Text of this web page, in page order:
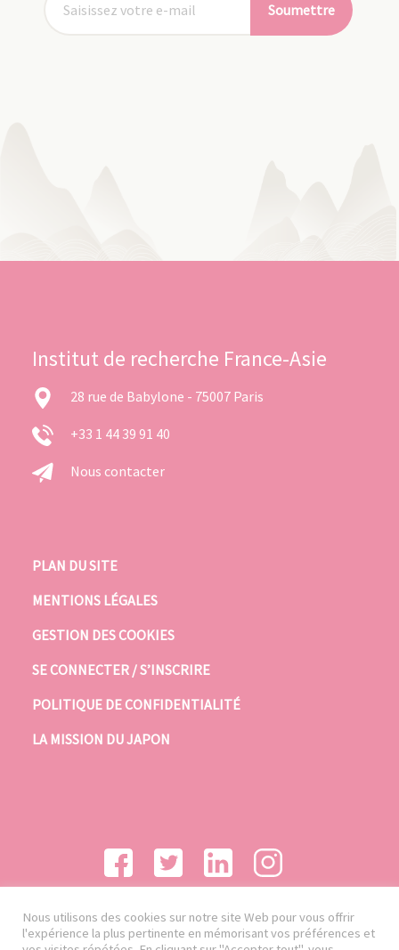
Soumettre
Institut de recherche France-Asie
28 rue de Babylone - 75007 Paris
+33 1 44 39 91 40
Nous contacter
PLAN DU SITE
MENTIONS LÉGALES
GESTION DES COOKIES
SE CONNECTER / S’INSCRIRE
POLITIQUE DE CONFIDENTIALITÉ
LA MISSION DU JAPON
Nous utilisons des cookies sur notre site Web pour vous offrir
l'expérience la plus pertinente en mémorisant vos préférences et